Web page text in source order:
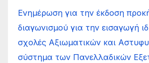
Ενημέρωση για την έκδοση
διαγωνισμού για την εισαγωγή
σχολές Αξιωματικών και
σύστημα των Πανελλαδικών